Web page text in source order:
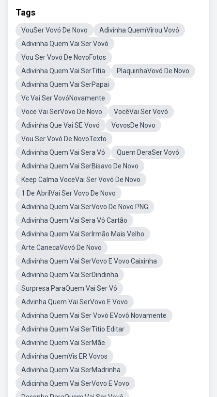
Tags
VouSer Vovó De Novo
Adivinha QuemVirou Vovó
Adivinha Quem Vai Ser Vovó
Vou Ser Vovó De NovoFotos
Adivinha Quem Vai SerTitia
PlaquinhaVovó De Novo
Adivinha Quem Vai SerPapai
Vc Vai Ser VovóNovamente
Voce Vai SerVovo De Novo
VocêVai Ser Vovó
Adivinha Que Vai SE Vovó
VovosDe Novo
Vou Ser Vovó De NovoTexto
Adivinha Quem Vai Sera Vó
Quem DeraSer Vovó
Adivinha Quem Vai SerBisavo De Novo
Keep Calma VoceVai Ser Vovó De Novo
1 De AbrilVai Ser Vovo De Novo
Adivinha Quem Vai SerVovo De Novo PNG
Adivinha Quem Vai Sera Vó Cartão
Adivinha Quem Vai SerIrmão Mais Velho
Arte CanecaVovó De Novo
Adivinha Quem Vai SerVovo E Vovo Caixinha
Adivinha Quem Vai SerDindinha
Surpresa ParaQuem Vai Ser Vó
Advinha Quem Vai SerVovo E Vovo
Adivinha Quem Vai Ser Vovó EVovô Novamente
Adivinha Quem Vai SerTitio Editar
Adivinhe Quem Vai SerMãe
Adivinha QuemVis ER Vovos
Adivinha Quem Vai SerMadrinha
Adicinha Quem Vai SerVovo E Vovo